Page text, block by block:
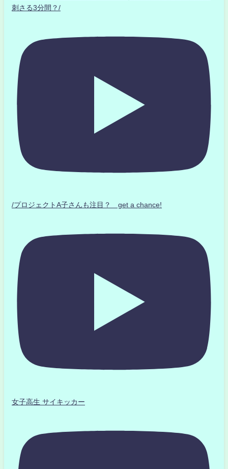
刺さる3分間？/
/プロジェクトA子さんも注目？ get a chance!
女子高生 サイキッカー